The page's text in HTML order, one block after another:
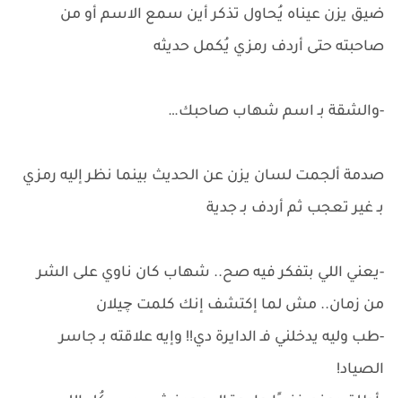
ضيق يزن عيناه يُحاول تذكر أين سمع الاسم أو من
صاحبته حتى أردف رمزي يُكمل حديثه
-والشقة بـ اسم شهاب صاحبك…
صدمة ألجمت لسان يزن عن الحديث بينما نظر إليه رمزي
بـ غير تعجب ثم أردف بـ جدية
-يعني اللي بتفكر فيه صح.. شهاب كان ناوي على الشر
من زمان.. مش لما إكتشف إنك كلمت چيلان
-طب وليه يدخلني فـ الدايرة دي!! وإيه علاقته بـ جاسر
الصياد!